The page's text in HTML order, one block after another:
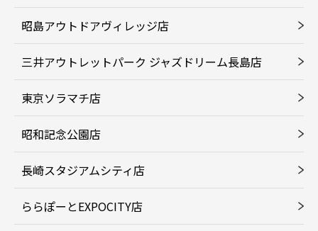
昭島アウトドアヴィレッジ店
三井アウトレットパーク ジャズドリーム長島店
東京ソラマチ店
昭和記念公園店
長崎スタジアムシティ店
ららぽーとEXPOCITY店